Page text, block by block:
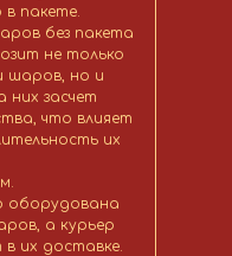
в пакете.
без пакета
не только
шаров, но и
них засчет
что влияет
их
оборудована
а курьер
их доставке.